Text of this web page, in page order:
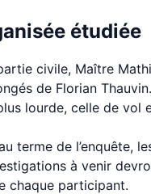
étudiée
civile, Maître
de Florian
lourde, celle de vol
terme de l’enquête,
à venir
chaque participant.